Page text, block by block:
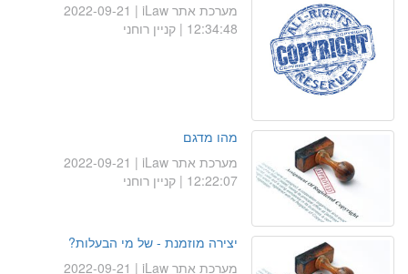
מערכת אתר iLaw
| 2022-09-21
12:34:48 | קניין רוחני
מהו מדגם
מערכת אתר iLaw
| 2022-09-21
12:22:07 | קניין רוחני
יצירה מוזמנת - של מי הבעלות?
מערכת אתר iLaw
| 2022-09-21